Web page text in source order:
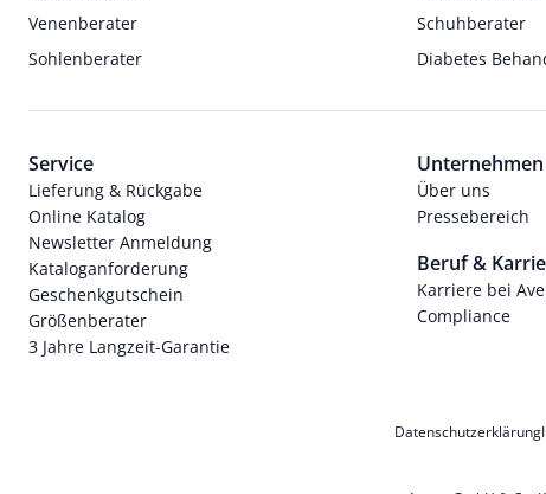
Venenberater
Schuhberater
Sohlenberater
Diabetes
Service
Lieferung & Rückgabe
Online Katalog
Newsletter Anmeldung
Kataloganforderung
Geschenkgutschein
Größenberater
3 Jahre Langzeit-Garantie
Unternehmen
Über uns
Pressebereich
Beruf &
Karriere bei
Compliance
Datenschutzerklärung